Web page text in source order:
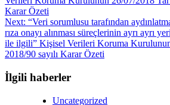
Karar Özeti
Next: “Veri sorumlusu tarafından
rıza onayı alınması süreçlerinin ayrı ayrı
ile ilgili” Kişisel Verileri Koruma
2018/90 sayılı Karar Özeti
İlgili haberler
Uncategorized